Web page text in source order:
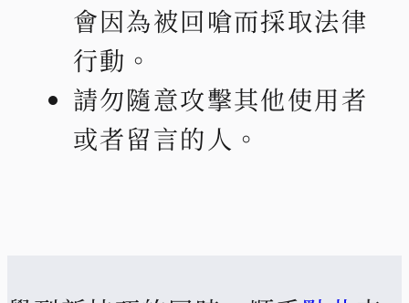
會因為被回嗆而採取法律
行動。
請勿隨意攻擊其他使用者
或者留言的人。